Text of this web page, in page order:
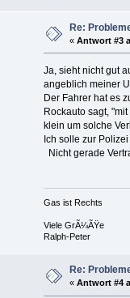
Re:
«Antwort #3
Ja, sieht nicht gut
angeblich meiner
Der Fahrer hat es
Rockauto sagt,
klein um solche
Ich solle zur
Nicht gerade
Gas ist Rechts
Viele GrÃ¼ÃŸe
Ralph-Peter
Re:
«Antwort #4